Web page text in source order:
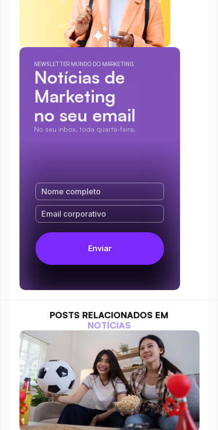
NEWSLETTER MUNDO DO MARKETING
Notícias de
Marketing
no seu email
No seu inbox, toda quarta-feira.
POSTS RELACIONADOS EM
NOTÍCIAS